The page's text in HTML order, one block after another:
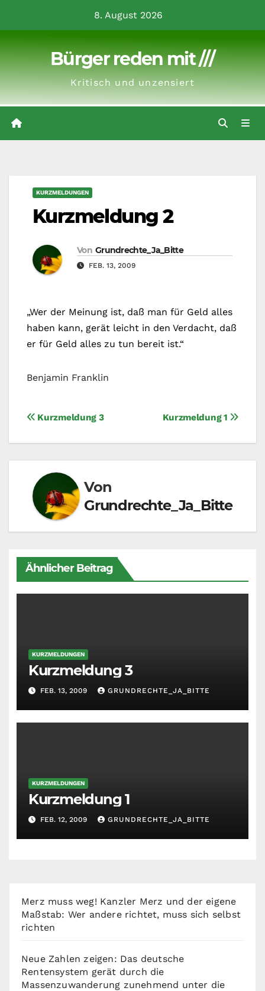
8. August 2026
Bürger reden mit ///
Kritisch und unzensiert
KURZMELDUNGEN
Kurzmeldung 2
Von Grundrechte_Ja_Bitte
FEB. 13, 2009
„Wer der Meinung ist, daß man für Geld alles
haben kann, gerät leicht in den Verdacht, daß
er für Geld alles zu tun bereit ist.“
Benjamin Franklin
Beitragsnavigation
Kurzmeldung 1
Kurzmeldung 3
Von
Grundrechte_Ja_Bitte
Ähnlicher Beitrag
KURZMELDUNGEN
Kurzmeldung 3
FEB. 13, 2009 GRUNDRECHTE_JA_BITTE
KURZMELDUNGEN
Kurzmeldung 1
FEB. 12, 2009 GRUNDRECHTE_JA_BITTE
Merz muss weg! Kanzler Merz und der eigene
Maßstab: Wer andere richtet, muss sich selbst
richten
Neue Zahlen zeigen: Das deutsche
Rentensystem gerät durch die
Massenzuwanderung zunehmend unter die